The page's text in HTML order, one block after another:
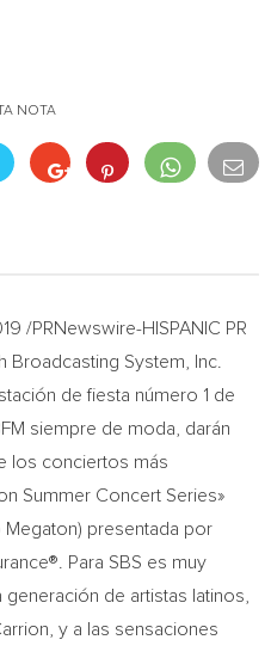
NOTA
/PRNewswire-HISPANIC PR
Broadcasting System, Inc.
de fiesta número 1 de
siempre de moda, darán
los conciertos más
Summer Concert Series»
presentada por
Para SBS es muy
de artistas latinos,
, y a las sensaciones